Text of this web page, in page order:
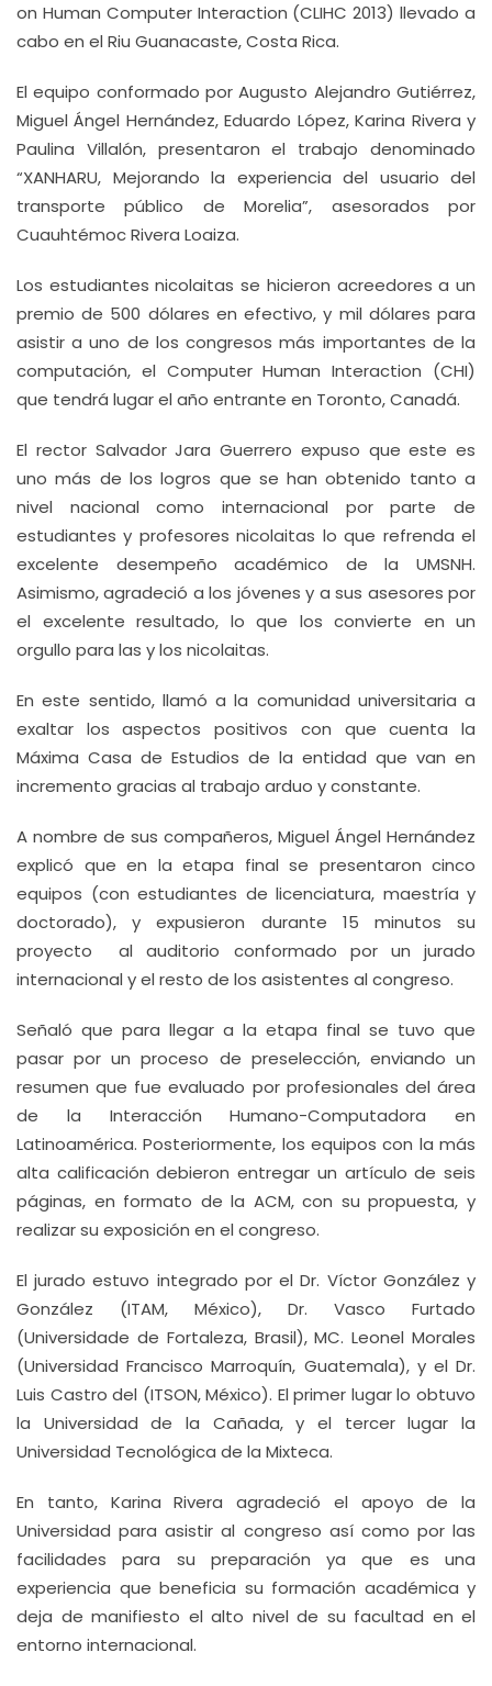
on Human Computer Interaction (CLIHC 2013) llevado a
cabo en el Riu Guanacaste, Costa Rica.
El equipo conformado por Augusto Alejandro Gutiérrez,
Miguel Ángel Hernández, Eduardo López, Karina Rivera y
Paulina Villalón, presentaron el trabajo denominado
“XANHARU, Mejorando la experiencia del usuario del
transporte público de Morelia”, asesorados por
Cuauhtémoc Rivera Loaiza.
Los estudiantes nicolaitas se hicieron acreedores a un
premio de 500 dólares en efectivo, y mil dólares para
asistir a uno de los congresos más importantes de la
computación, el Computer Human Interaction (CHI)
que tendrá lugar el año entrante en Toronto, Canadá.
El rector Salvador Jara Guerrero expuso que este es
uno más de los logros que se han obtenido tanto a
nivel nacional como internacional por parte de
estudiantes y profesores nicolaitas lo que refrenda el
excelente desempeño académico de la UMSNH.
Asimismo, agradeció a los jóvenes y a sus asesores por
el excelente resultado, lo que los convierte en un
orgullo para las y los nicolaitas.
En este sentido, llamó a la comunidad universitaria a
exaltar los aspectos positivos con que cuenta la
Máxima Casa de Estudios de la entidad que van en
incremento gracias al trabajo arduo y constante.
A nombre de sus compañeros, Miguel Ángel Hernández
explicó que en la etapa final se presentaron cinco
equipos (con estudiantes de licenciatura, maestría y
doctorado), y expusieron durante 15 minutos su
proyecto al auditorio conformado por un jurado
internacional y el resto de los asistentes al congreso.
Señaló que para llegar a la etapa final se tuvo que
pasar por un proceso de preselección, enviando un
resumen que fue evaluado por profesionales del área
de la Interacción Humano-Computadora en
Latinoamérica. Posteriormente, los equipos con la más
alta calificación debieron entregar un artículo de seis
páginas, en formato de la ACM, con su propuesta, y
realizar su exposición en el congreso.
El jurado estuvo integrado por el Dr. Víctor González y
González (ITAM, México), Dr. Vasco Furtado
(Universidade de Fortaleza, Brasil), MC. Leonel Morales
(Universidad Francisco Marroquín, Guatemala), y el Dr.
Luis Castro del (ITSON, México). El primer lugar lo obtuvo
la Universidad de la Cañada, y el tercer lugar la
Universidad Tecnológica de la Mixteca.
En tanto, Karina Rivera agradeció el apoyo de la
Universidad para asistir al congreso así como por las
facilidades para su preparación ya que es una
experiencia que beneficia su formación académica y
deja de manifiesto el alto nivel de su facultad en el
entorno internacional.